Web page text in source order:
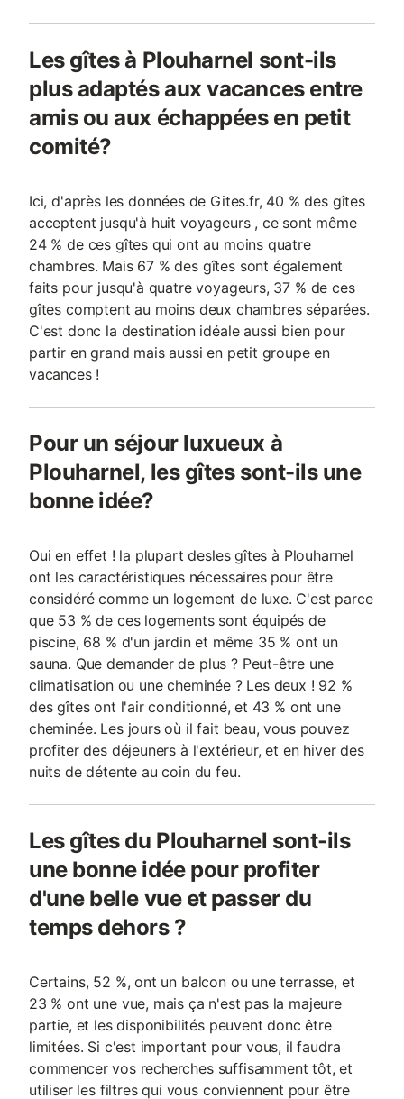
Les gîtes à Plouharnel sont-ils
plus adaptés aux vacances entre
amis ou aux échappées en petit
comité?
Ici, d'après les données de Gites.fr, 40 % des gîtes
acceptent jusqu'à huit voyageurs , ce sont même
24 % de ces gîtes qui ont au moins quatre
chambres. Mais 67 % des gîtes sont également
faits pour jusqu'à quatre voyageurs, 37 % de ces
gîtes comptent au moins deux chambres séparées.
C'est donc la destination idéale aussi bien pour
partir en grand mais aussi en petit groupe en
vacances !
Pour un séjour luxueux à
Plouharnel, les gîtes sont-ils une
bonne idée?
Oui en effet ! la plupart desles gîtes à Plouharnel
ont les caractéristiques nécessaires pour être
considéré comme un logement de luxe. C'est parce
que 53 % de ces logements sont équipés de
piscine, 68 % d'un jardin et même 35 % ont un
sauna. Que demander de plus ? Peut-être une
climatisation ou une cheminée ? Les deux ! 92 %
des gîtes ont l'air conditionné, et 43 % ont une
cheminée. Les jours où il fait beau, vous pouvez
profiter des déjeuners à l'extérieur, et en hiver des
nuits de détente au coin du feu.
Les gîtes du Plouharnel sont-ils
une bonne idée pour profiter
d'une belle vue et passer du
temps dehors ?
Certains, 52 %, ont un balcon ou une terrasse, et
23 % ont une vue, mais ça n'est pas la majeure
partie, et les disponibilités peuvent donc être
limitées. Si c'est important pour vous, il faudra
commencer vos recherches suffisamment tôt, et
utiliser les filtres qui vous conviennent pour être